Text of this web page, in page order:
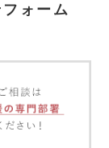
ォーム